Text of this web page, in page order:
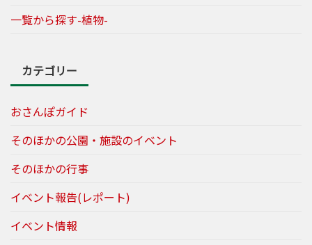
一覧から探す-植物-
カテゴリー
おさんぽガイド
そのほかの公園・施設のイベント
そのほかの行事
イベント報告(レポート)
イベント情報